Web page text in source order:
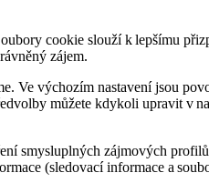
cookie slouží k lepšímu
zájem.
Ve výchozím nastavení jsou
můžete kdykoli upravit v
smysluplných zájmových
(sledovací informace a